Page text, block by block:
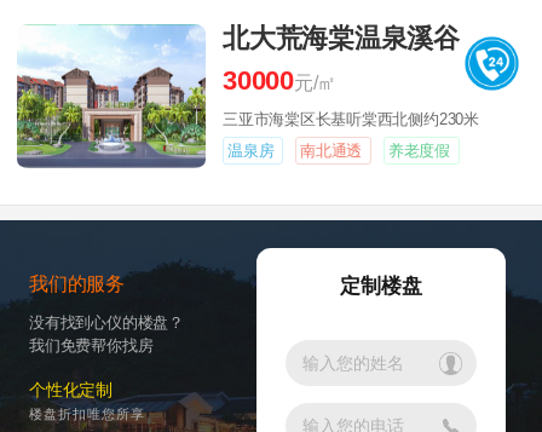
北大荒海棠温泉溪谷
30000元/㎡
三亚市海棠区长基听棠西北侧约230米
温泉房
南北通透 养老度假
我们的服务
没有找到心仪的楼盘？
我们免费帮你找房
个性化定制
楼盘折扣唯您所享
定制楼盘